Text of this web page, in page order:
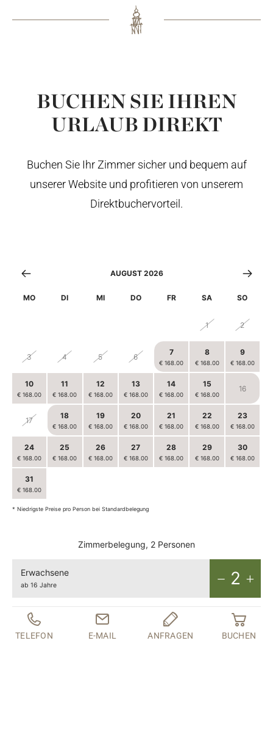
BUCHEN SIE IHREN
URLAUB DIREKT
Buchen Sie Ihr Zimmer sicher und bequem auf
unserer Website und profitieren von unserem
Direktbuchervorteil.
AUGUST 2026
MO DI MI DO FR SA SO
1 2
3 4 5 6
7
€ 168.00
8
€ 168.00
9
€ 168.00
10
€ 168.00
11
€ 168.00
12
€ 168.00
13
€ 168.00
14
€ 168.00
15
€ 168.00
16
17
18
€ 168.00
19
€ 168.00
20
€ 168.00
21
€ 168.00
22
€ 168.00
23
€ 168.00
24
€ 168.00
25
€ 168.00
26
€ 168.00
27
€ 168.00
28
€ 168.00
29
€ 168.00
30
€ 168.00
31
€ 168.00
* Niedrigste Preise pro Person bei Standardbelegung
Zimmerbelegung, 2 Personen
Erwachsene
ab 16 Jahre 2
Kinder
von 0 bis 15 Jahre 0
TELEFON E-MAIL ANFRAGEN BUCHEN